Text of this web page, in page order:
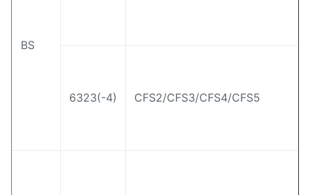
BS
6323(-4) CFS2/CFS3/CFS4/CFS5